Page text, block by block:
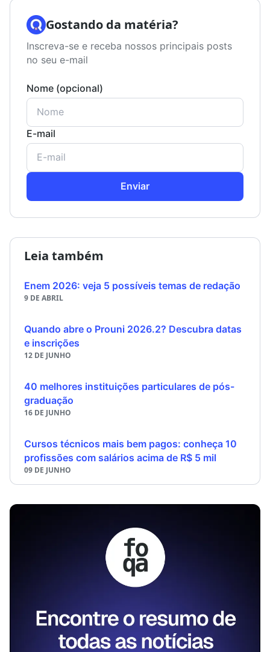
Gostando da matéria?
Inscreva-se e receba nossos principais posts
no seu e-mail
Nome (opcional)
E-mail
Enviar
Leia também
Enem 2026: veja 5 possíveis temas de redação
9 DE ABRIL
Quando abre o Prouni 2026.2? Descubra datas
e inscrições
12 DE JUNHO
40 melhores instituições particulares de pós-
graduação
16 DE JUNHO
Cursos técnicos mais bem pagos: conheça 10
profissões com salários acima de R$ 5 mil
09 DE JUNHO